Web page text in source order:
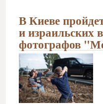
В Киеве
и израильских
фотографов